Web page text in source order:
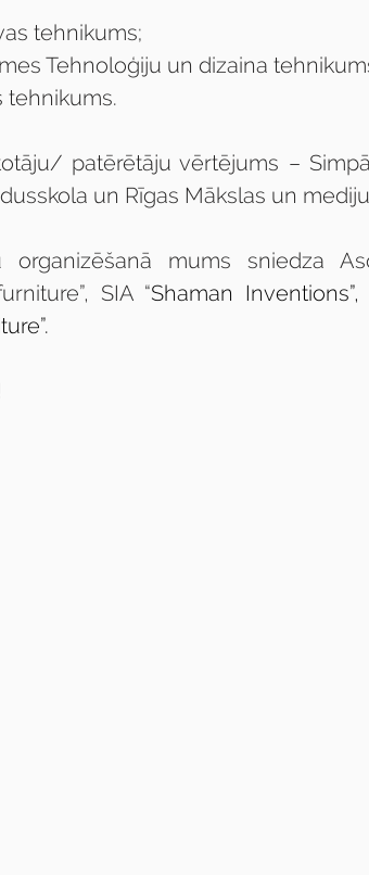
tehnikums;
Tehnoloģiju un dizaina
tehnikums.
patērētāju vērtējums –
un Rīgas Mākslas un
organizēšanā mums sniedza
SIA “Shaman